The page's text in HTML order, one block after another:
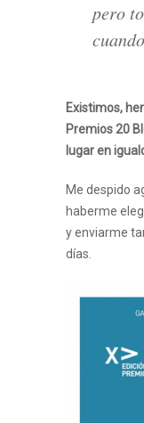
pero
Existimos,
Premios 20
lugar en
Me despido
haberme
y enviarme
días.